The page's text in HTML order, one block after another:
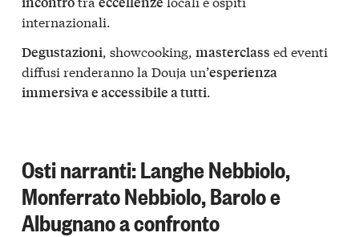
internazionali.
Degustazioni, showcooking, masterclass ed eventi
diffusi renderanno la Douja un’esperienza
immersiva e accessibile a tutti.
Osti narranti: Langhe Nebbiolo,
Monferrato Nebbiolo, Barolo e
Albugnano a confronto